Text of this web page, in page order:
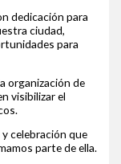
dedicación para
ciudad,
para
organización de
visibilizar el
celebración que
parte de ella.